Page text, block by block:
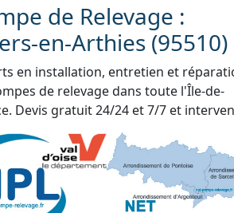
de Relevage :
en-Arthies (95510)
en installation, entretien et
de relevage dans toute l'Île-de-
Devis gratuit 24/24 et 7/7 et interven